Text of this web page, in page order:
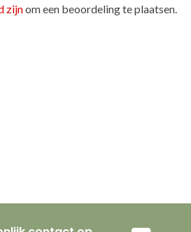
zijnom een beoordeling te plaatsen.